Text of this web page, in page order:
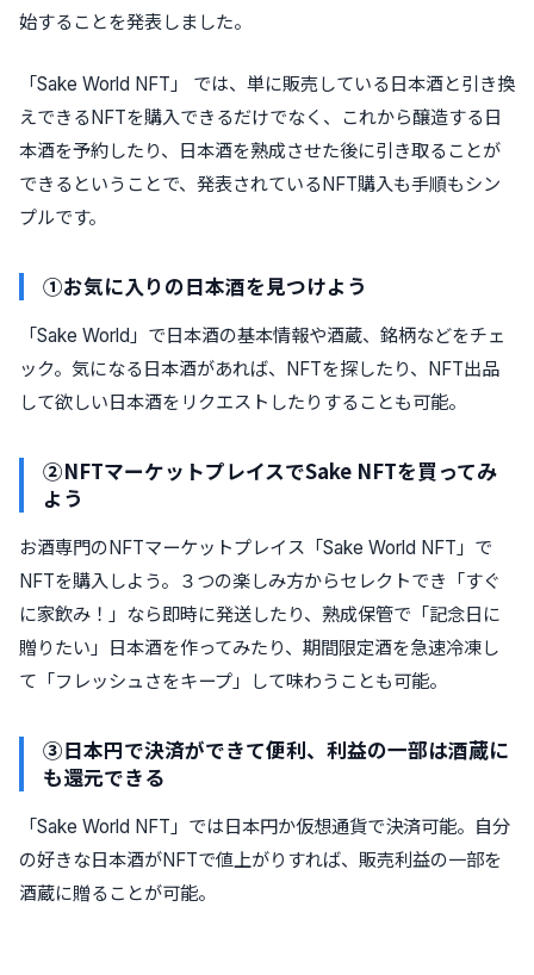
始することを発表しました。
「Sake World NFT」 では、単に販売している日本酒と引き換
えできるNFTを購入できるだけでなく、これから醸造する日
本酒を予約したり、日本酒を熟成させた後に引き取ることが
できるということで、発表されているNFT購入も手順もシン
プルです。
①お気に入りの日本酒を見つけよう
「Sake World」で日本酒の基本情報や酒蔵、銘柄などをチェ
ック。気になる日本酒があれば、NFTを探したり、NFT出品
して欲しい日本酒をリクエストしたりすることも可能。
②NFTマーケットプレイスでSake NFTを買ってみ
よう
お酒専門のNFTマーケットプレイス「Sake World NFT」で
NFTを購入しよう。３つの楽しみ方からセレクトでき「すぐ
に家飲み！」なら即時に発送したり、熟成保管で「記念日に
贈りたい」日本酒を作ってみたり、期間限定酒を急速冷凍し
て「フレッシュさをキープ」して味わうことも可能。
③日本円で決済ができて便利、利益の一部は酒蔵に
も還元できる
「Sake World NFT」では日本円か仮想通貨で決済可能。自分
の好きな日本酒がNFTで値上がりすれば、販売利益の一部を
酒蔵に贈ることが可能。